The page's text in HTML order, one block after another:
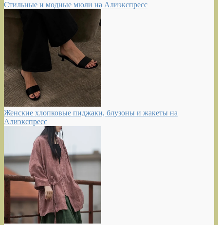
Стильные и модные мюли на Алиэкспресс
Женские хлопковые пиджаки, блузоны и жакеты на
Алиэкспресс